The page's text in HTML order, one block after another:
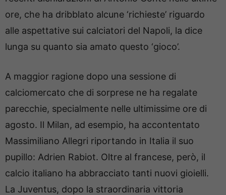
ore, che ha dribblato alcune ‘richieste’ riguardo
alle aspettative sui calciatori del Napoli, la dice
lunga su quanto sia amato questo ‘gioco’.
A maggior ragione dopo una sessione di
calciomercato che di sorprese ne ha regalate
parecchie, specialmente nelle ultimissime ore di
agosto. Il Milan, ad esempio, ha accontentato
Massimiliano Allegri riportando in Italia il suo
pupillo: Adrien Rabiot. Oltre al francese, però, il
calcio italiano ha abbracciato tanti nuovi gioielli.
La Juventus, dopo la straordinaria vittoria